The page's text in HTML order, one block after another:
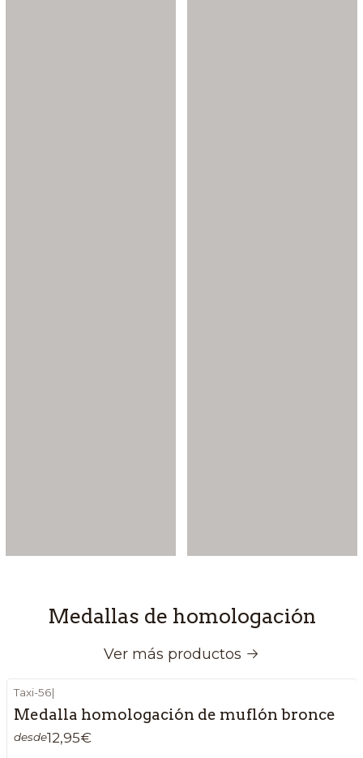
Medallas de homologación
Ver más productos
Taxi-56|
Medalla homologación de muflón bronce
desde12,95€